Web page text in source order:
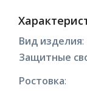
Вид изделия:
Защитные
Ростовка: